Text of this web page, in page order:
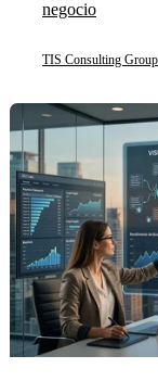
negocio
TIS Consulting Group